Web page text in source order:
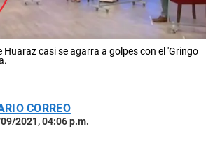
Huaraz casi se agarra a golpes con el 'Gringo
CORREO
2021, 04:06 p.m.